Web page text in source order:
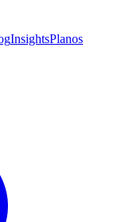
InsightsPlanos